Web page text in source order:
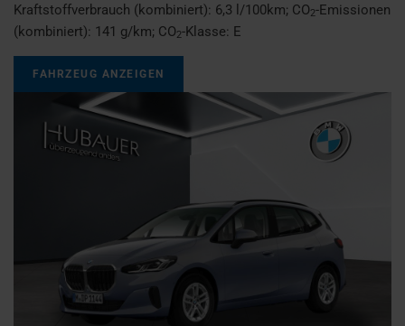
Kraftstoffverbrauch (kombiniert): 6,3 l/100km; CO2-Emissionen
(kombiniert): 141 g/km; CO2-Klasse: E
FAHRZEUG ANZEIGEN